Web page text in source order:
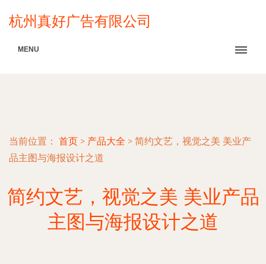
杭州真好广告有限公司
MENU
当前位置： 首页 > 产品大全 > 简约文艺，视觉之美 美业产
品主图与海报设计之道
简约文艺，视觉之美 美业产品
主图与海报设计之道